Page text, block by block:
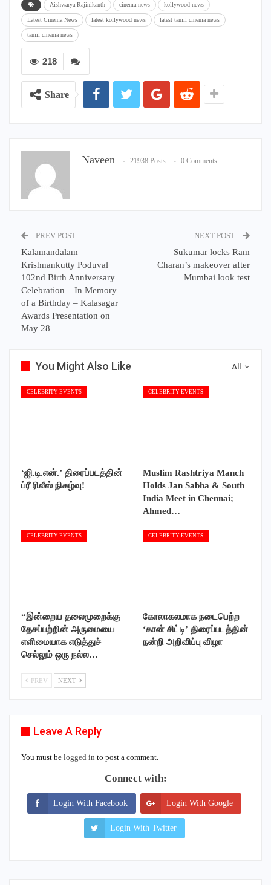
Aishwarya Rajinikanth cinema news kollywood news
Latest Cinema News latest kollywood news latest tamil cinema news
tamil cinema news
218
Share
Naveen 21938 Posts 0 Comments
PREV POST
Kalamandalam
Krishnankutty Poduval
102nd Birth Anniversary
Celebration – In Memory
of a Birthday – Kalasagar
Awards Presentation on
May 28
NEXT POST
Sukumar locks Ram
Charan’s makeover after
Mumbai look test
All
You Might Also Like
CELEBRITY EVENTS
‘ஜி.டி.என்.’ திரைப்படத்தின்
ப்ரீ ரிலீஸ் நிகழ்வு!
CELEBRITY EVENTS
Muslim Rashtriya Manch
Holds Jan Sabha & South
India Meet in Chennai;
Ahmed…
CELEBRITY EVENTS
“இன்றைய தலைமுறைக்கு
தேசப்பற்றின் அருமையை
எளிமையாக எடுத்துச்
செல்லும் ஒரு நல்ல…
CELEBRITY EVENTS
கோலாகலமாக நடைபெற்ற
‘கான் சிட்டி’ திரைப்படத்தின்
நன்றி அறிவிப்பு விழா
PREV NEXT
Leave A Reply
You must be logged in to post a comment.
Connect with:
Login With Facebook Login With Google
Login With Twitter